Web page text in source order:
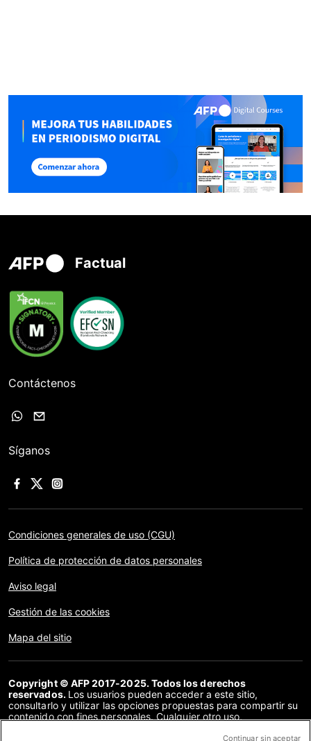
Factual
Contáctenos
Síganos
Condiciones generales de uso (CGU)
Política de protección de datos personales
Aviso legal
Gestión de las cookies
Mapa del sitio
Copyright © AFP 2017-2025. Todos los derechos
reservados. Los usuarios pueden acceder a este sitio,
consultarlo y utilizar las opciones propuestas para compartir su
contenido con fines personales. Cualquier otro uso,
Continuar sin aceptar